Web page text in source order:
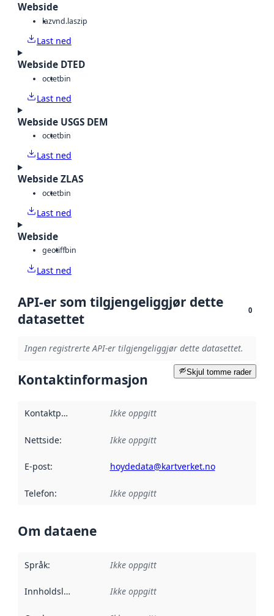
Webside
lazvnd.laszip
Last ned
Webside DTED
octetbin
Last ned
Webside USGS DEM
octetbin
Last ned
Webside ZLAS
octetbin
Last ned
Webside
geotiffbin
Last ned
API-er som tilgjengeliggjør dette
datasettet
0
Ingen registrerte API-er tilgjengeliggjør dette datasettet.
Skjul tomme rader
Kontaktinformasjon
Kontaktpunkt Ikke oppgitt
Nettside: Ikke oppgitt
E-post: hoydedata@kartverket.no
Telefon: Ikke oppgitt
Om dataene
Språk: Ikke oppgitt
Innholdsleverandører :
Ikke oppgitt